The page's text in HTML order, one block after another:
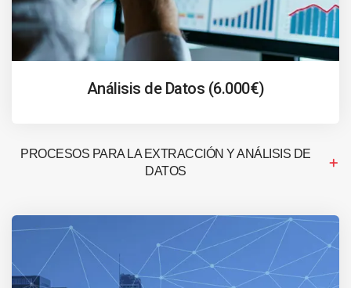
Análisis de Datos (6.000€)
PROCESOS PARA LA EXTRACCIÓN Y ANÁLISIS DE
DATOS